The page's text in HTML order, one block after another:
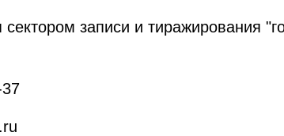
записи и тиражирования